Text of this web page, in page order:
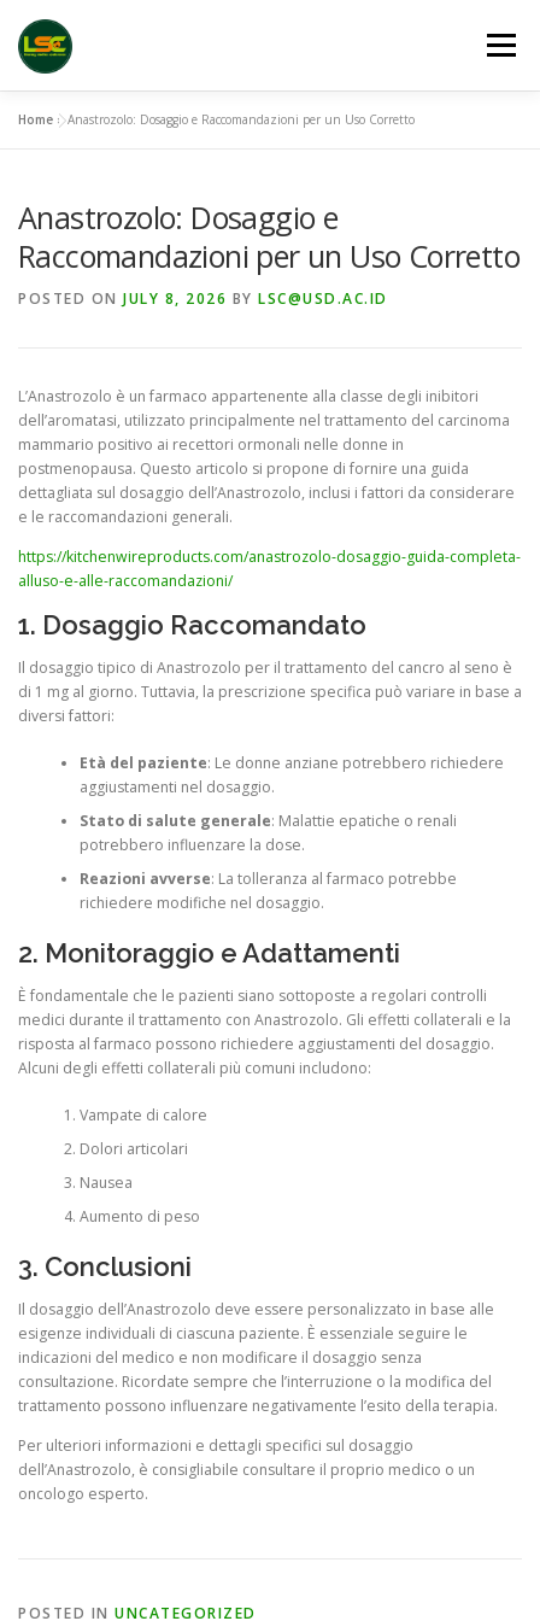
content
Menu
ACCEPTED ABSTRACTS VENUES
Home »Anastrozolo: Dosaggio e Raccomandazioni per un Uso Corretto
Anastrozolo: Dosaggio e
Raccomandazioni per un Uso Corretto
POSTED ON JULY 8, 2026 BY LSC@USD.AC.ID
L’Anastrozolo è un farmaco appartenente alla classe degli inibitori
dell’aromatasi, utilizzato principalmente nel trattamento del carcinoma
mammario positivo ai recettori ormonali nelle donne in
postmenopausa. Questo articolo si propone di fornire una guida
dettagliata sul dosaggio dell’Anastrozolo, inclusi i fattori da considerare
e le raccomandazioni generali.
https://kitchenwireproducts.com/anastrozolo-dosaggio-guida-completa-
alluso-e-alle-raccomandazioni/
1. Dosaggio Raccomandato
Il dosaggio tipico di Anastrozolo per il trattamento del cancro al seno è
di 1 mg al giorno. Tuttavia, la prescrizione specifica può variare in base a
diversi fattori:
Età del paziente: Le donne anziane potrebbero richiedere
aggiustamenti nel dosaggio.
Stato di salute generale: Malattie epatiche o renali
potrebbero influenzare la dose.
Reazioni avverse: La tolleranza al farmaco potrebbe
richiedere modifiche nel dosaggio.
2. Monitoraggio e Adattamenti
È fondamentale che le pazienti siano sottoposte a regolari controlli
medici durante il trattamento con Anastrozolo. Gli effetti collaterali e la
risposta al farmaco possono richiedere aggiustamenti del dosaggio.
Alcuni degli effetti collaterali più comuni includono:
Vampate di calore
Dolori articolari
Nausea
Aumento di peso
3. Conclusioni
Il dosaggio dell’Anastrozolo deve essere personalizzato in base alle
esigenze individuali di ciascuna paziente. È essenziale seguire le
indicazioni del medico e non modificare il dosaggio senza
consultazione. Ricordate sempre che l’interruzione o la modifica del
trattamento possono influenzare negativamente l’esito della terapia.
Per ulteriori informazioni e dettagli specifici sul dosaggio
dell’Anastrozolo, è consigliabile consultare il proprio medico o un
oncologo esperto.
POSTED IN UNCATEGORIZED